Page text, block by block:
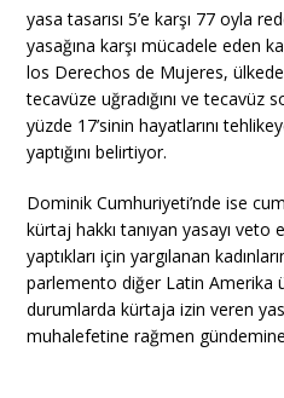
yasa tasarısı 5’e karşı 77 oyla
yasağına karşı mücadele eden
los Derechos de Mujeres,
tecavüze uğradığını ve tecavüz
yüzde 17’sinin hayatlarını
yaptığını belirtiyor.
Dominik Cumhuriyeti’nde ise
kürtaj hakkı tanıyan yasayı veto
yaptıkları için yargılanan
parlemento diğer Latin Amerika
durumlarda kürtaja izin veren
muhalefetine rağmen gündemine